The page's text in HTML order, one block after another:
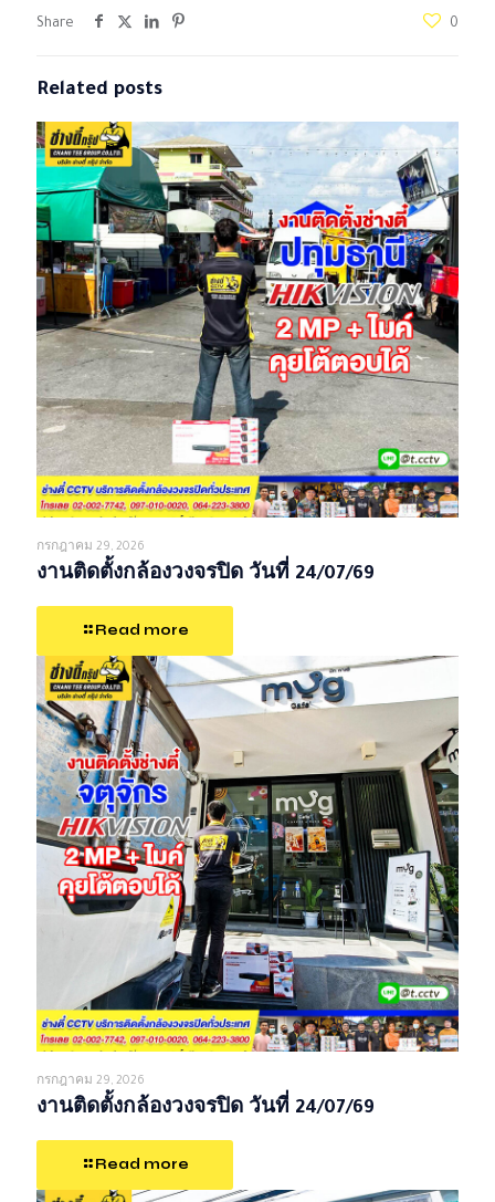
Share 0
Related posts
กรกฎาคม 29, 2026
งานติดตั้งกล้องวงจรปิด วันที่ 24/07/69
Read more
กรกฎาคม 29, 2026
งานติดตั้งกล้องวงจรปิด วันที่ 24/07/69
Read more